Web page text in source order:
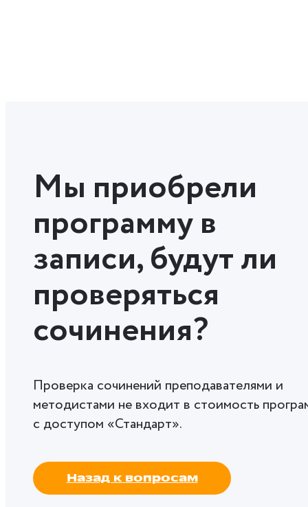
Мы приобрели
программу в
записи, будут ли
проверяться
сочинения?
Проверка сочинений преподавателями и
методистами не входит в стоимость
с доступом «Стандарт».
Назад к вопросам